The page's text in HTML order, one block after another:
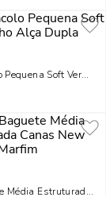
Pequena Soft
Média Estruturada